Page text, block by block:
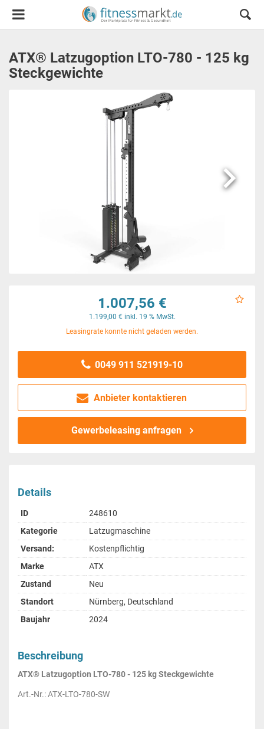
ATX® Latzugoption LTO-780 - 125 kg
Steckgewichte

1.007,56 €
1.199,00 € inkl. 19 % MwSt.
Leasingrate konnte nicht geladen werden.
0049 911 521919-10
Anbieter kontaktieren
Gewerbeleasing anfragen
Details
ID
248610
Kategorie
Latzugmaschine
Versand:
Kostenpflichtig
Marke
ATX
Zustand
Neu
Standort
Nürnberg, Deutschland
Baujahr
2024
Beschreibung
ATX® Latzugoption LTO-780 - 125 kg Steckgewichte
Art.-Nr.: ATX-LTO-780-SW